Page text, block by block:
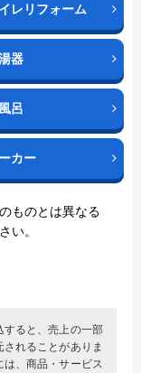
レリフォーム
器
呂
カー
ものとは異なる
い。
ると、売上の一部
れることがありま
、商品・サービス